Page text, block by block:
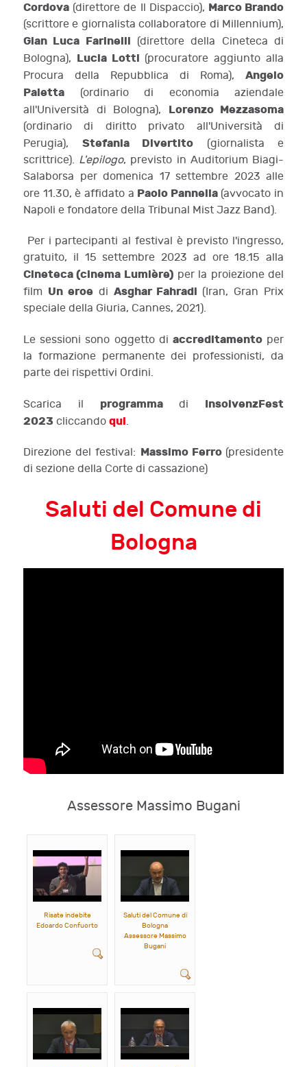
Cordova (direttore de Il Dispaccio), Marco Brando
(scrittore e giornalista collaboratore di Millennium),
Gian Luca Farinelli (direttore della Cineteca di
Bologna), Lucia Lotti (procuratore aggiunto alla
Procura della Repubblica di Roma), Angelo
Paletta (ordinario di economia aziendale
all'Università di Bologna), Lorenzo Mezzasoma
(ordinario di diritto privato all'Università di
Perugia), Stefania Divertito (giornalista e
scrittrice). L'epilogo, previsto in Auditorium Biagi-
Salaborsa per domenica 17 settembre 2023 alle
ore 11.30, è affidato a Paolo Pannella(avvocato in
Napoli e fondatore della Tribunal Mist Jazz Band).
Per i partecipanti al festival è previsto l'ingresso,
gratuito, il 15 settembre 2023 ad ore 18.15 alla
Cineteca (cinema Lumière) per la proiezione del
film Un eroedi Asghar Fahradi (Iran, Gran Prix
speciale della Giuria, Cannes, 2021).
Le sessioni sono oggetto di accreditamentoper
la formazione permanente dei professionisti, da
parte dei rispettivi Ordini.
Scarica il programmadi InsolvenzFest
2023 cliccando qui.
Direzione del festival: Massimo Ferro (presidente
di sezione della Corte di cassazione)
Saluti del Comune di
Bologna
Assessore Massimo Bugani
Risate indebite
Edoardo Confuorto
Saluti del Comune di
Bologna
Assessore Massimo
Bugani